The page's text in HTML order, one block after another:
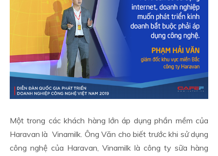
Một trong các khách hàng lớn áp dụng phần mềm của
Haravan là Vinamilk. Ông Văn cho biết trước khi sử dụng
công nghệ của Haravan, Vinamilk là công ty sữa hàng